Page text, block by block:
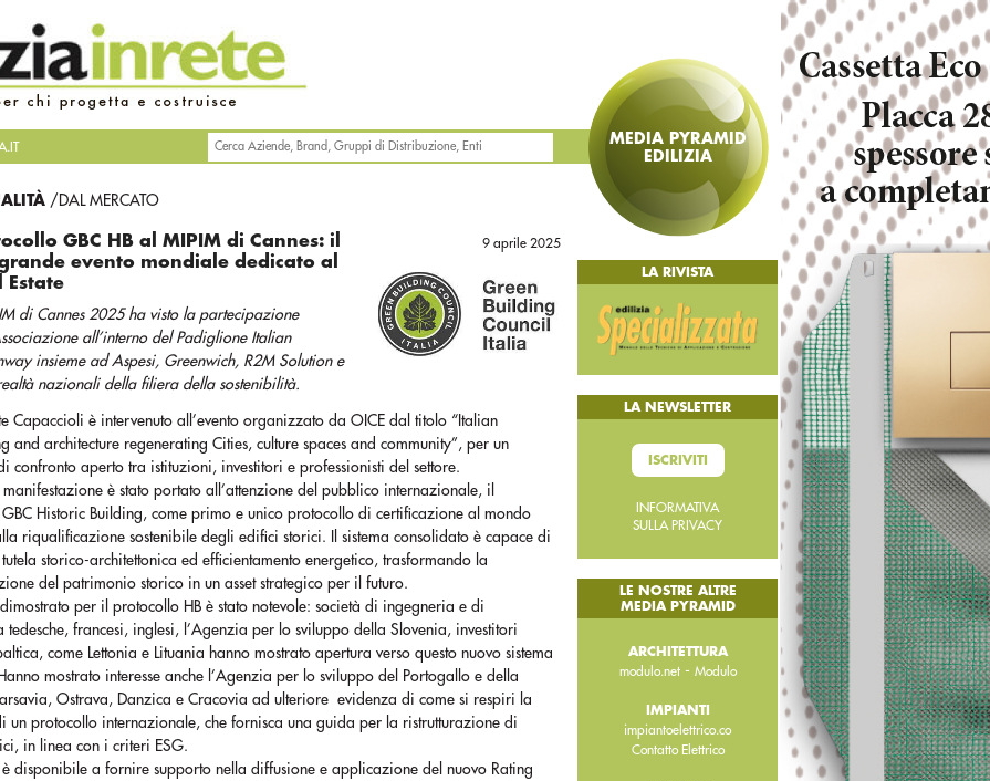
MEDIA PYRAMID
EDILIZIA
/DAL MERCATO
GBC HB al MIPIM di Cannes: il
evento mondiale dedicato al
Estate
di Cannes 2025 ha visto la partecipazione
all’interno del Padiglione Italian
insieme ad Aspesi, Greenwich, R2M Solution e
nazionali della filiera della sostenibilità.
9 aprile 2025
Capaccioli è intervenuto all’evento organizzato da OICE dal titolo “Italian
and architecture regenerating Cities, culture spaces and community”, per un
confronto aperto tra istituzioni, investitori e professionisti del settore.
manifestazione è stato portato all’attenzione del pubblico internazionale, il
Historic Building, come primo e unico protocollo di certificazione al mondo
riqualificazione sostenibile degli edifici storici. Il sistema consolidato è capace di
storico-architettonica ed efficientamento energetico, trasformando la
del patrimonio storico in un asset strategico per il futuro.
dimostrato per il protocollo HB è stato notevole: società di ingegneria e di
tedesche, francesi, inglesi, l’Agenzia per lo sviluppo della Slovenia, investitori
come Lettonia e Lituania hanno mostrato apertura verso questo nuovo sistema
mostrato interesse anche l’Agenzia per lo sviluppo del Portogallo e della
Ostrava, Danzica e Cracovia ad ulteriore evidenza di come si respiri la
un protocollo internazionale, che fornisca una guida per la ristrutturazione di
in linea con i criteri ESG.
è disponibile a fornire supporto nella diffusione e applicazione del nuovo Rating
LA RIVISTA
LA NEWSLETTER
ISCRIVITI
INFORMATIVA
SULLA PRIVACY
LE NOSTRE ALTRE
MEDIA PYRAMID
ARCHITETTURA
modulo.net- Modulo
IMPIANTI
impiantoelettrico.co
Contatto Elettrico